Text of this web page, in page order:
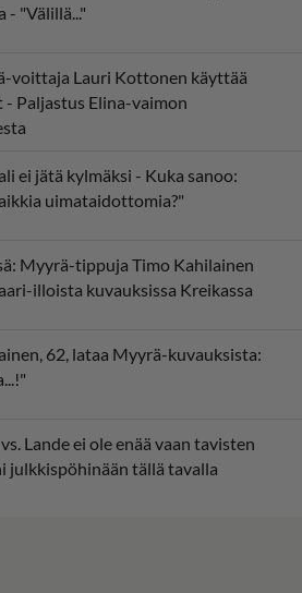
- "Välillä..."
voittaja Lauri Kottonen käyttää
Paljastus Elina-vaimon
ei jätä kylmäksi - Kuka sanoo:
uimataidottomia?"
Myyrä-tippuja Timo Kahilainen
illoista kuvauksissa Kreikassa
62, lataa Myyrä-kuvauksista:
Lande ei ole enää vaan tavisten
julkkispöhinään tällä tavalla